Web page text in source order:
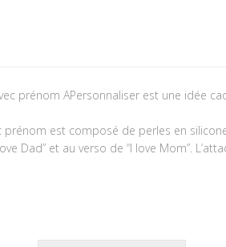
prénom APersonnaliser est une idée
prénom est composé de perles en
Dad” et au verso de “I love Mom”.